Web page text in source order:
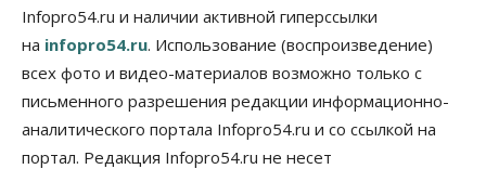
Infopro54.ru и наличии активной гиперссылки
на infopro54.ru. Использование (воспроизведение)
всех фото и видео-материалов возможно только с
письменного разрешения редакции информационно-
аналитического портала Infopro54.ru и со ссылкой на
портал. Редакция Infopro54.ru не несет